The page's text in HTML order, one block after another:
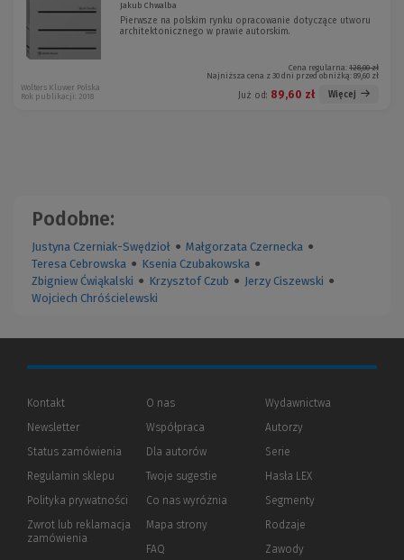
Jakub Chwalba
Pierwsze na polskim rynku opracowanie dotyczące utworu
architektonicznego w prawie autorskim.
Cena regularna: 128,00 zł
Najniższa cena z 30 dni przed obniżką: 89,60 zł
Już od: 89,60 zł Więcej
Wolters Kluwer Polska
Rok publikacji: 2018
Podobne:
Justyna Czerniak-Swędzioł ● Małgorzata Czernecka ●
Teresa Cebrowska ● Ksenia Czubakowska ●
Zbigniew Ćwiąkalski ● Krzysztof Czub ● Jerzy Ciszewski ●
Wojciech Chróścielewski
Kontakt
Newsletter
Status zamówienia
Regulamin sklepu
Polityka prywatności (Nowe
(Link
innej
Zwrot lub reklamacja
zamówienia
O nas
Współpraca
Dla autorów(Nowe
(Link
innej
strony)
Twoje sugestie
Co nas wyróżnia
Mapa strony
FAQ
Wydawnictwa
Autorzy
Serie
Hasła LEX
Segmenty
Rodzaje
Zawody